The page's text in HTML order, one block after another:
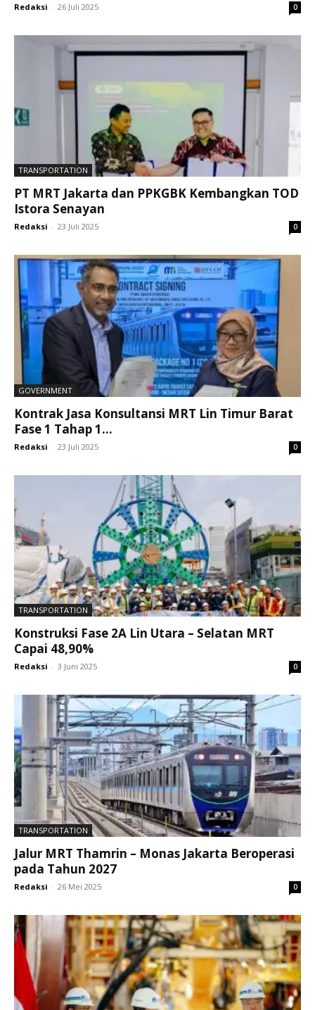
Redaksi - 26 Juli 2025 0
TRANSPORTATION
PT MRT Jakarta dan PPKGBK Kembangkan TOD
Istora Senayan
Redaksi - 23 Juli 2025 0
GOVERNMENT
Kontrak Jasa Konsultansi MRT Lin Timur Barat
Fase 1 Tahap 1...
Redaksi - 23 Juli 2025 0
TRANSPORTATION
Konstruksi Fase 2A Lin Utara – Selatan MRT
Capai 48,90%
Redaksi - 3 Juni 2025 0
TRANSPORTATION
Jalur MRT Thamrin – Monas Jakarta Beroperasi
pada Tahun 2027
Redaksi - 26 Mei 2025 0